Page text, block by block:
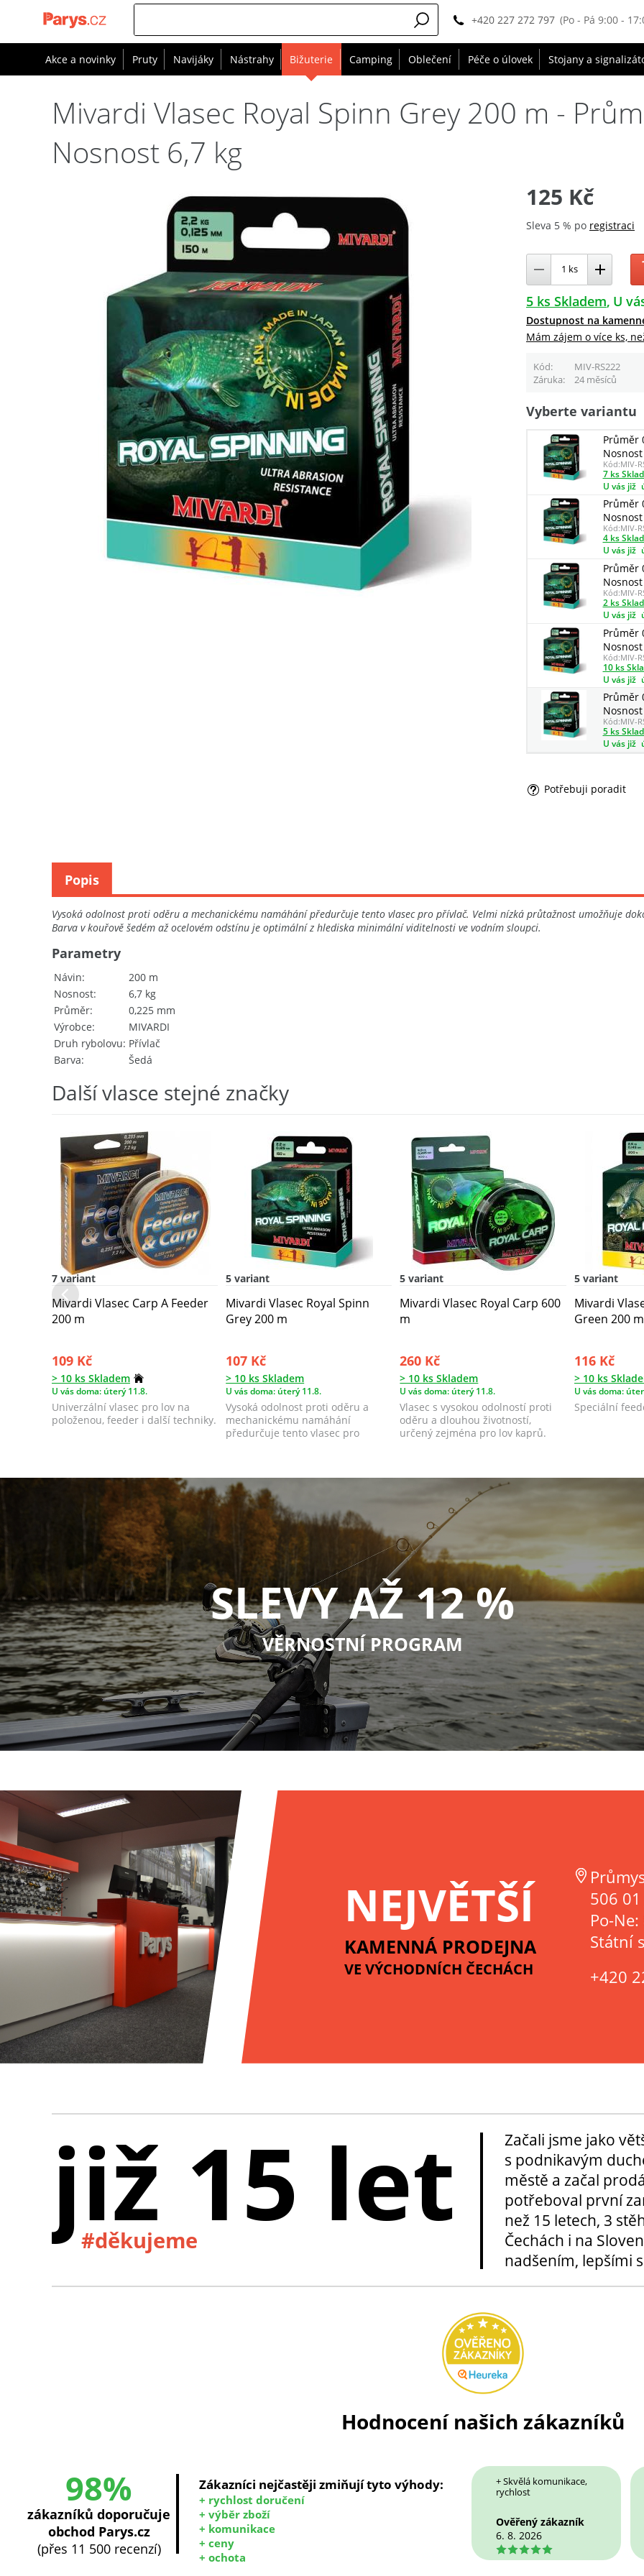
+420 227 272 797 (Po - Pá 9:00 -
Akce a novinky Pruty Navijáky Nástrahy Bižuterie Camping Oblečení Péče o úlovek Stojany a
Mivardi Vlasec Royal Spinn Grey 200 m -
Nosnost 6,7 kg
125 Kč
Sleva 5 % po registraci
5 ks Skladem U
Dostupnost na
Mám zájem o více ks,
Kód MIV-RS222
Záruka
24 měsíců
Vyberte variantu
Průměr
Kód:MIV-
7 ks
U vás již
Průměr
Kód:MIV-
4 ks
U vás již
Průměr
Kód:MIV-
2 ks
U vás již
Průměr
Kód:MIV-
10 ks
U vás již
Průměr
Kód:MIV-
5 ks
U vás již
Potřebuji poradit
Vysoká odolnost proti oděru a mechanickému namáhání předurčuje tento vlasec pro přívlač. Velmi nízká průtažnost umožňuje
Barva v kouřově šedém až ocelovém odstínu je optimální z hlediska minimální viditelnosti ve vodním sloupci.
Návin
200 m
Nosnost
6,7 kg
Průměr
0,225 mm
Výrobce
MIVARDI
Druh rybolovu Přívlač
Barva
Šedá
Parametry
Popis
Další vlasce stejné značky
7 variant
Mivardi Vlasec Carp A Feeder
200 m
109 Kč
> 10 ks Skladem
U vás doma: úterý 11.8.
Univerzální vlasec pro lov na
položenou, feeder i další techniky.
5 variant
Mivardi Vlasec Royal Spinn
Grey 200 m
107 Kč
> 10 ks Skladem
U vás doma: úterý 11.8.
Vysoká odolnost proti oděru a
mechanickému namáhání
předurčuje tento vlasec pro
5 variant
Mivardi Vlasec Royal Carp 600
m
260 Kč
> 10 ks Skladem
U vás doma: úterý 11.8.
Vlasec s vysokou odolností proti
oděru a dlouhou životností,
určený zejména pro lov kaprů.
5 variant
Mivardi
Green 200 m
116 Kč
> 10 ks
U vás doma:
Speciální
SLEVY AŽ 12 %
VĚRNOSTNÍ PROGRAM
NEJVĚTŠÍ
KAMENNÁ PRODEJNA
VE VÝCHODNÍCH ČECHÁCH
506 01
Po-
Státní
+420
již 15 let
#děkujeme
Začali jsme jako
s podnikavým
městě a začal
potřeboval první
než 15 letech, 3
Čechách i na
nadšením, lepšími
Hodnocení našich zákazníků
98%
zákazníků doporučuje
obchod Parys.cz
(přes 11 500 recenzí)
Zákazníci nejčastěji zmiňují tyto výhody:
+ rychlost doručení
+ výběr zboží
+ komunikace
+ ceny
+ ochota
+ Skvělá komunikace,
rychlost
Ověřený zákazník
6. 8. 2026
5